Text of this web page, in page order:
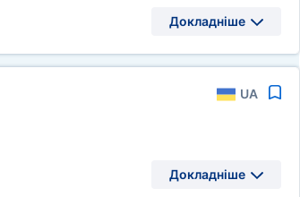
Докладніше
UA
Докладніше